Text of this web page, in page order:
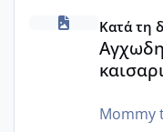
Αγχωδης διαταραχή
Κατά τη
Mommy